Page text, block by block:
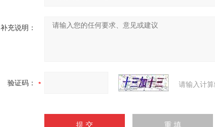
补充说明：
验证码： 请输入计